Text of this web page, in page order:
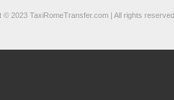
© 2023 TaxiRomeTransfer.com | All rights reserved